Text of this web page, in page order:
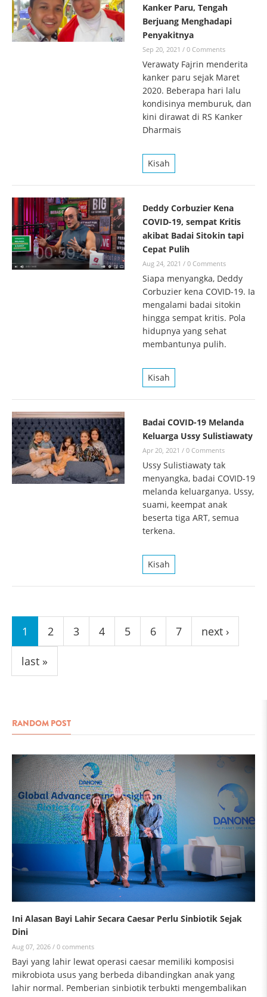
Kanker Paru, Tengah
Berjuang Menghadapi
Penyakitnya
Sep 20, 2021 / 0 Comments
Verawaty Fajrin menderita
kanker paru sejak Maret
2020. Beberapa hari lalu
kondisinya memburuk, dan
kini dirawat di RS Kanker
Dharmais
Kisah
Deddy Corbuzier Kena
COVID-19, sempat Kritis
akibat Badai Sitokin tapi
Cepat Pulih
Aug 24, 2021 / 0 Comments
Siapa menyangka, Deddy
Corbuzier kena COVID-19. Ia
mengalami badai sitokin
hingga sempat kritis. Pola
hidupnya yang sehat
membantunya pulih.
Kisah
Badai COVID-19 Melanda
Keluarga Ussy Sulistiawaty
Apr 20, 2021 / 0 Comments
Ussy Sulistiawaty tak
menyangka, badai COVID-19
melanda keluarganya. Ussy,
suami, keempat anak
beserta tiga ART, semua
terkena.
Kisah
Pages
1 2 3 4 5 6 7 next ›
last »
RANDOM POST
Ini Alasan Bayi Lahir Secara Caesar Perlu Sinbiotik Sejak
Dini
Aug 07, 2026 / 0 comments
Bayi yang lahir lewat operasi caesar memiliki komposisi
mikrobiota usus yang berbeda dibandingkan anak yang
lahir normal. Pemberian sinbiotik terbukti mengembalikan